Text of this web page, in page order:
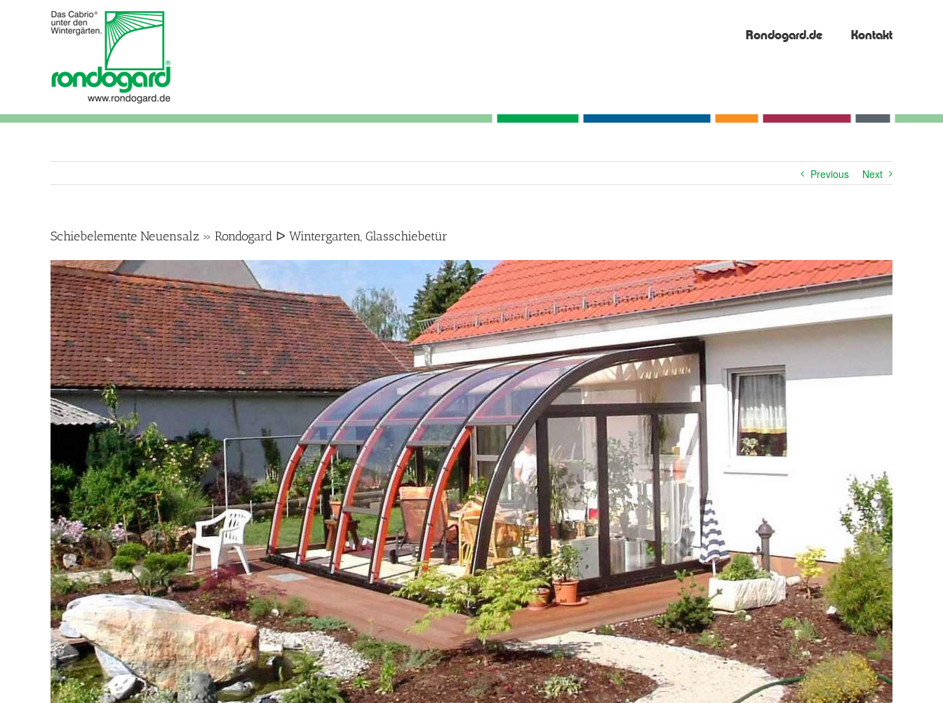
Rondogard.de Kontakt
Previous Next
Schiebelemente Neuensalz » Rondogard ᐅ Wintergarten, Glasschiebetür